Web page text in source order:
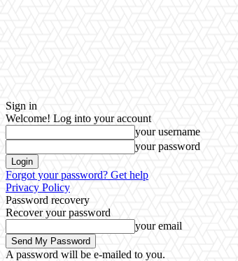
Sign in
Welcome! Log into your account
your username
your password
Forgot your password? Get help
Privacy Policy
Password recovery
Recover your password
your email
A password will be e-mailed to you.